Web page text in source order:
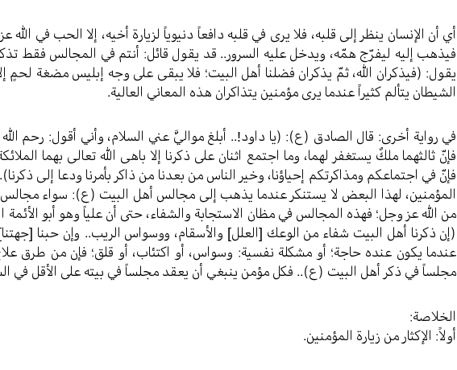
أي أن الإنسان ينظر إلى قلبه، فلا يرى في قلبه دافعاً دنيوياً لزيارة أخيه، إلا الحب في
فيذهب إليه ليفرّج همّه، ويدخل عليه السرور.. قد يقول قائل: أنتم في المجالس فقط
يقول: (فيذكران الله، ثمّ يذكران فضلنا أهل البيت؛ فلا يبقى على وجه إبليس مضغة لحمٍ
الشيطان يتألم كثيراً عندما يرى مؤمنين يتذاكران هذه المعاني العالية.
في رواية أخرى: قال الصادق (ع): (يا داود!.. أبلغ مواليَّ عني السلام، وأني أقول: رحم الله
فإنّ ثالثهما ملكٌ يستغفر لهما، وما اجتمع اثنان على ذكرنا إلا باهى الله تعالى بهما
فإنّ في اجتماعكم ومذاكرتكم إحياؤنا، وخير الناس من بعدنا من ذاكر بأمرنا ودعا إلى
المؤمنين، لهذا البعض لا يستنكر عندما يذهب إلى مجالس أهل البيت (ع): سواء مجالس
من الله عز وجل؛ فهذه المجالس في مظان الاستجابة والشفاء، حتى أن علياً وهو أبو الأئمة
(إن ذكرنا أهل البيت شفاء من الوعك [العلل‏] والأسقام، ووسواس الريب.. وإن حبنا
عندما يكون عنده حاجة؛ أو مشكلة نفسية: وسواس، أو اكتئاب، أو قلق؛ فإن من طرق
مجلساً في ذكر أهل البيت (ع).. فكل مؤمن ينبغي أن يعقد مجلساً في بيته على الأقل في
الخلاصة:
أولاً: الإكثار من زيارة المؤمنين.